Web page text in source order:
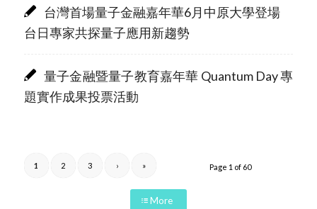
台灣首場量子金融嘉年華6月中原大學登場
台日專家共探量子應用新趨勢
量子金融暨量子教育嘉年華 Quantum Day 專
題實作成果投票活動
Page 1 of 60
1 2 3 › »
More